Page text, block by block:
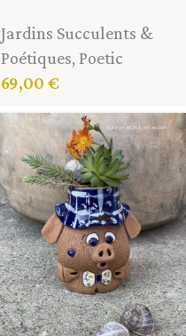
Jardins Succulents &
Poétiques, Poetic
69,00 €